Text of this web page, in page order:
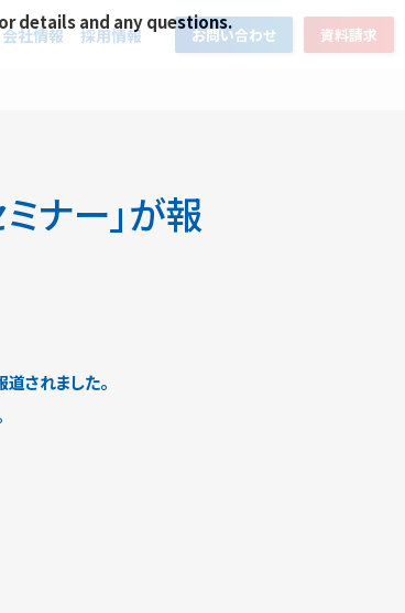
会社情報 採用情報 お問い合わせ 資料請求
ナー」が報
されました。
details and any questions.